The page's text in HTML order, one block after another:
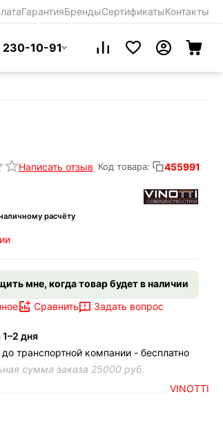
ГарантияБрендыСертификатыКонтакты
230-10-91
Написать отзыв Код товара: 455991
расчёту
мне, когда товар будет в наличии
Сравнить Задать вопрос
дня
транспортной компании - бесплатно
сумма заказа 25000 руб.
VINOTTI